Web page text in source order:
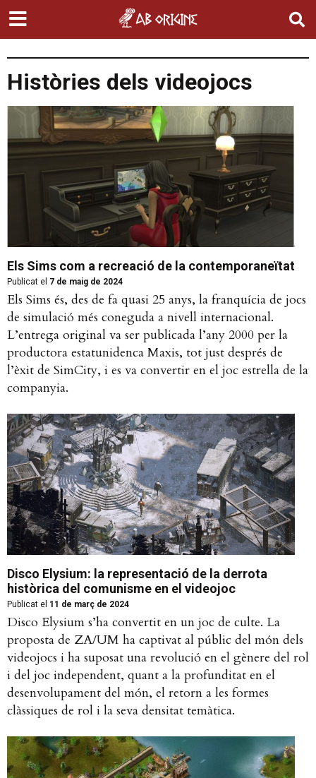
Històries dels videojocs
Els Sims com a recreació de la contemporaneïtat
Publicat el 7 de maig de 2024
Els Sims és, des de fa quasi 25 anys, la franquícia de jocs
de simulació més coneguda a nivell internacional.
L’entrega original va ser publicada l’any 2000 per la
productora estatunidenca Maxis, tot just després de
l’èxit de SimCity, i es va convertir en el joc estrella de la
companyia.
Disco Elysium: la representació de la derrota
històrica del comunisme en el videojoc
Publicat el 11 de març de 2024
Disco Elysium s’ha convertit en un joc de culte. La
proposta de ZA/UM ha captivat al públic del món dels
videojocs i ha suposat una revolució en el gènere del rol
i del joc independent, quant a la profunditat en el
desenvolupament del món, el retorn a les formes
clàssiques de rol i la seva densitat temàtica.